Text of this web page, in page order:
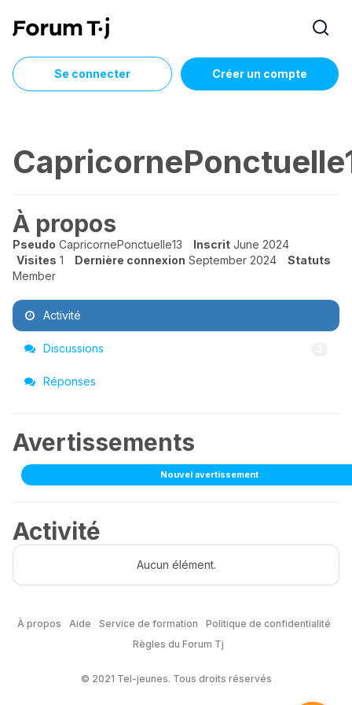
Se connecter Créer un compte
À propos
Pseudo CapricornePonctuelle13 Inscrit June 2024
Visites 1 Dernière connexion September 2024
Statuts
Member
Activité
Discussions
Réponses
Avertissements
Nouvel avertissement
Activité
Aucun élément.
À propos Aide Service de formation
Politique de confidentialité
Règles du Forum Tj
© 2021 Tel-jeunes. Tous droits réservés